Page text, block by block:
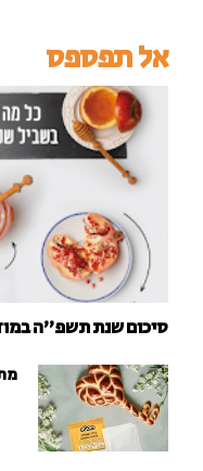
אל תפספס
סיכום שנת תשפ"ה